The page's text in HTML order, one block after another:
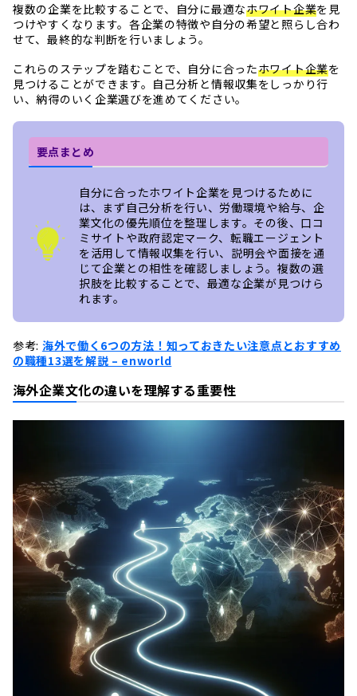
複数の企業を比較することで、自分に最適なホワイト企業を見
つけやすくなります。各企業の特徴や自分の希望と照らし合わ
せて、最終的な判断を行いましょう。
これらのステップを踏むことで、自分に合ったホワイト企業を
見つけることができます。自己分析と情報収集をしっかり行
い、納得のいく企業選びを進めてください。
要点まとめ
自分に合ったホワイト企業を見つけるために
は、まず自己分析を行い、労働環境や給与、企
業文化の優先順位を整理します。その後、口コ
ミサイトや政府認定マーク、転職エージェント
を活用して情報収集を行い、説明会や面接を通
じて企業との相性を確認しましょう。複数の選
択肢を比較することで、最適な企業が見つけら
れます。
参考: 海外で働く6つの方法！知っておきたい注意点とおすすめ
の職種13選を解説 – enworld
海外企業文化の違いを理解する重要性